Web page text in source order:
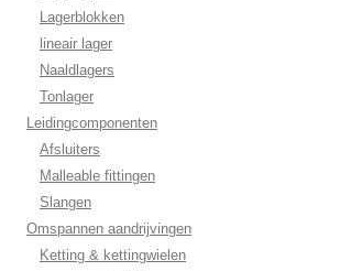
Lagerblokken
lineair lager
Naaldlagers
Tonlager
Leidingcomponenten
Afsluiters
Malleable fittingen
Slangen
Omspannen aandrijvingen
Ketting & kettingwielen